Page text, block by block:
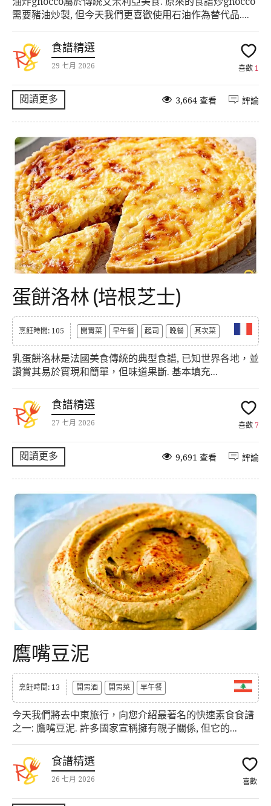
需要豬油炒製, 但今天我們更喜歡使用石油作為替代品....
食譜精選
29 七月 2026 喜歡 1
閱讀更多 評論
3,664 查看
蛋餅洛林 (培根芝士)
烹飪時間: 105 開胃菜 早午餐 起司 晚餐 其次菜
乳蛋餅洛林是法國美食傳統的典型食譜, 已知世界各地，並
讚賞其易於實現和簡單，但味道果斷. 基本填充...
食譜精選
27 七月 2026 喜歡 7
閱讀更多 評論
9,691 查看
鷹嘴豆泥
烹飪時間: 13 開胃酒 開胃菜 早午餐
今天我們將去中東旅行，向您介紹最著名的快速素食食譜
之一: 鷹嘴豆泥. 許多國家宣稱擁有親子關係, 但它的...
食譜精選
26 七月 2026 喜歡